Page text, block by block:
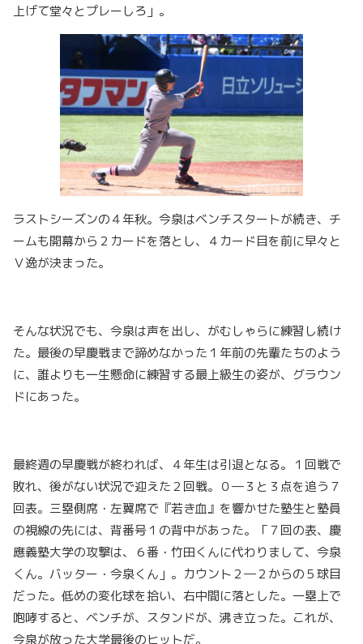
上げて堂々とプレーしろ」。
ラストシーズンの４年秋。今泉はベンチスタートが続き、チ
ームも開幕から２カードを落とし、４カード目を前に早々と
Ｖ逸が決まった。
そんな状況でも、今泉は声を出し、がむしゃらに練習し続け
た。最後の早慶戦まで諦めなかった１年前の先輩たちのよう
に、誰よりも一生懸命に練習する最上級生の姿が、グラウン
ドにあった。
最終週の早慶戦が終われば、４年生は引退となる。１回戦で
敗れ、後がない状況で迎えた２回戦。０―３と３点を追う７
回表。三塁側席・左翼席で『若き血』を響かせた塾生と塾員
の視線の先には、背番号１の背中があった。「７回の表、慶
應義塾大学の攻撃は、６番・竹田くんに代わりまして、今泉
くん。バッター・今泉くん」。カウント２―２からの５球目
だった。低めの変化球を拾い、右中間に落とした。一塁上で
咆哮すると、ベンチが、スタンドが、沸き立った。これが、
今泉が放った大学最後のヒットだ。